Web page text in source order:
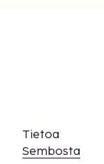
Uima-
Tietoa
Sembosta